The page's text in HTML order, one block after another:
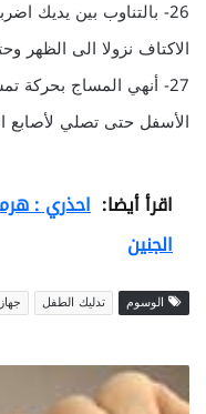
26- بالتناوب بين يديك
الاكتاف نزولا الى الظهر
27- أنهي المساج
الأسفل حتى تصلي لأصابع
اقرأ أيضا: احذري :
الجنين
الوسوم تدليك الطفل
ع